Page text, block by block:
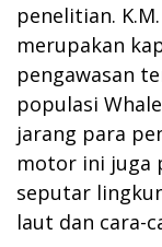
penelitian.
merupakan
pengawasan
populasi
jarang para
motor ini juga
seputar
laut dan cara-